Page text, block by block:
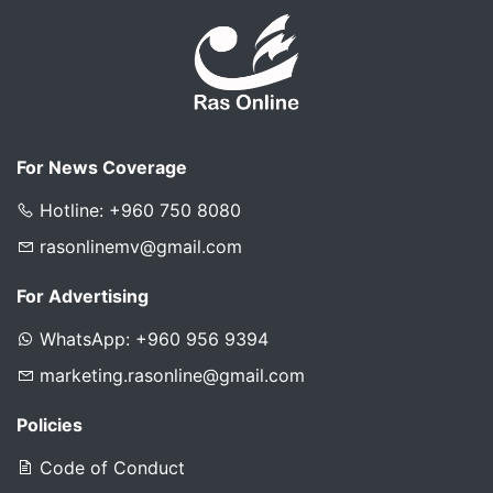
For News Coverage
Hotline: +960 750 8080
rasonlinemv@gmail.com
For Advertising
WhatsApp: +960 956 9394
marketing.rasonline@gmail.com
Policies
Code of Conduct